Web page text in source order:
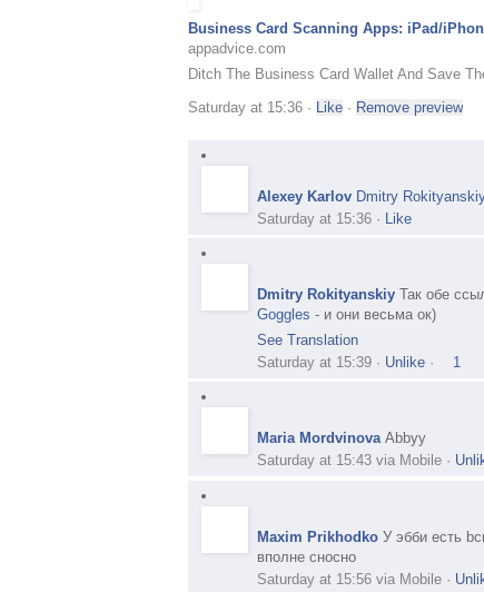
Business Card Scanning Apps: iPad/
appadvice.com
Ditch The Business Card Wallet And Save
Saturday at 15:36 · Like ·
Alexey Karlov Dmitry Rokityanskiy
Saturday at 15:36 · Like
Dmitry Rokityanskiy Так обе
Goggles - и они весьма ок)
See Translation
Saturday at 15:39 · Unlike · 1
Maria Mordvinova Abbyy
Saturday at 15:43 via Mobile ·
Maxim Prikhodko У эбби есть
вполне сносно
Saturday at 15:56 via Mobile ·